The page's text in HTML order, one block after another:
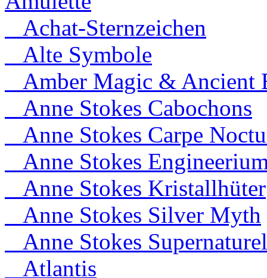
Achat-Sternzeichen
Alte Symbole
Amber Magic & Ancient
Anne Stokes Cabochons
Anne Stokes Carpe
Anne Stokes
Anne Stokes Kristallhüter
Anne Stokes Silver Myth
Anne Stokes
Atlantis